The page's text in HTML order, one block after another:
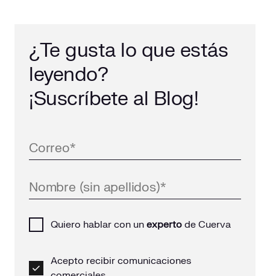
¿Te gusta lo que estás
leyendo?
¡Suscríbete al Blog!
Quiero hablar con un experto de Cuerva
Acepto recibir comunicaciones